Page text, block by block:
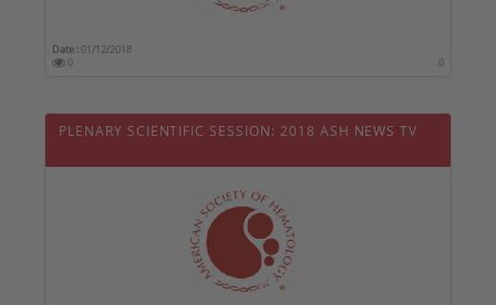
Date :01/12/2018
0
0
PLENARY SCIENTIFIC SESSION: 2018 ASH NEWS TV